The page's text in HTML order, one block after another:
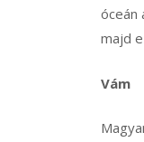
óceán
majd
Vám